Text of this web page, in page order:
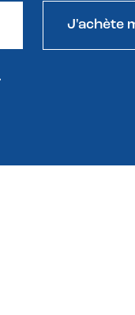
J'achète